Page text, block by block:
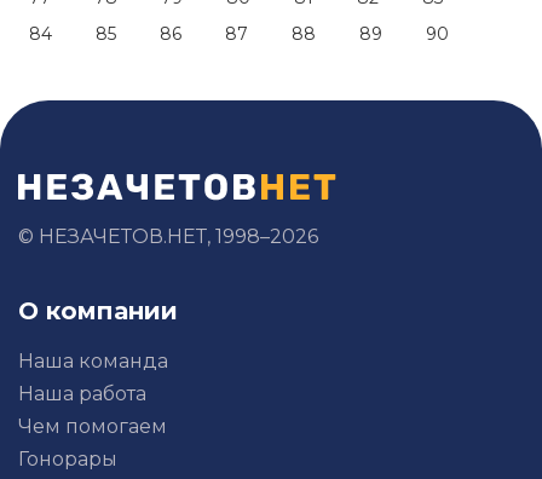
84
85 86 87 88 89 90
© НЕЗАЧЕТОВ.НЕТ, 1998–2026
О компании
Наша команда
Наша работа
Чем помогаем
Гонорары